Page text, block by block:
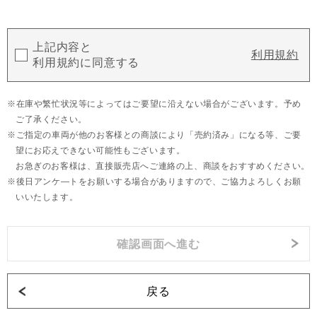
上記内容と
利用規約に同意する
利用規約
在庫や繁忙状況等によってはご要望に沿えない場合がございます。予め
ご了承ください。
ご指定の車両が他のお客様との商談により「売約済み」になる等、ご要
望にお応えできない可能性もございます。
お急ぎのお客様は、直接販売店へご連絡の上、商談をおすすめください。
後日アンケ―トをお願いする場合がありますので、ご協力よろしくお願
いいたします。
戻る